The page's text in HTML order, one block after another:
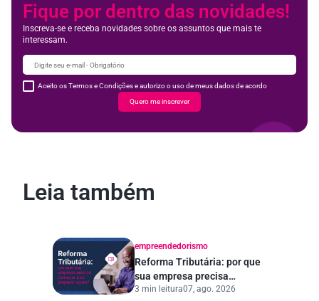
Fique por dentro das novidades!
Inscreva-se e receba novidades sobre os assuntos que mais te
interessam.
Aceito os Termos e Condições e autorizo o uso de meus dados de acordo
Quero me inscrever
Leia também
empreendedorismo
Reforma Tributária: por que
sua empresa precisa
começar a se preparar
3 min leitura07, ago. 2026